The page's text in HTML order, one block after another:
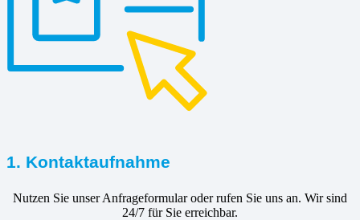
1. Kontaktaufnahme
Nutzen Sie unser Anfrageformular oder rufen Sie uns an. Wir sind
24/7 für Sie erreichbar.